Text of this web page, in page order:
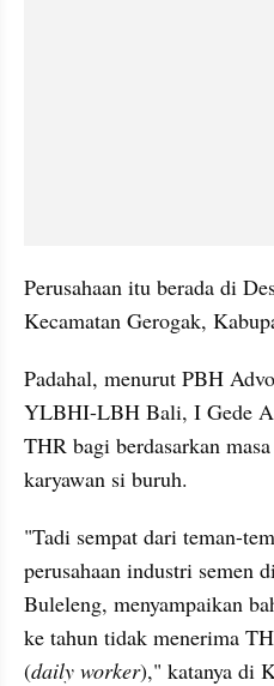
Perusahaan itu berada di
Kecamatan Gerogak,
Padahal, menurut PBH
YLBHI-LBH Bali, I Gede
THR bagi berdasarkan
karyawan si buruh.
"Tadi sempat dari teman-
perusahaan industri semen
Buleleng, menyampaikan
ke tahun tidak menerima
(daily worker)," katanya di